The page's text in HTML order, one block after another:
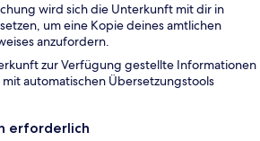
wird sich die Unterkunft mit dir in
um eine Kopie deines amtlichen
anzufordern.
zur Verfügung gestellte Informationen
automatischen Übersetzungstools
erforderlich